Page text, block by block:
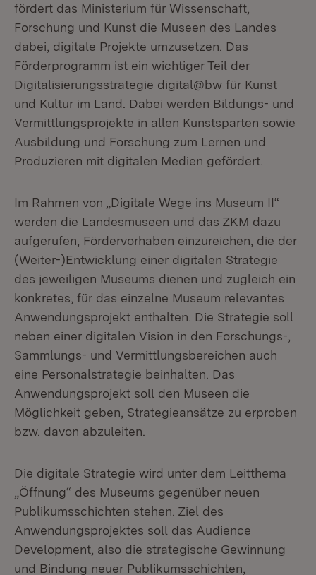
fördert das Ministerium für Wissenschaft,
Forschung und Kunst die Museen des Landes
dabei, digitale Projekte umzusetzen. Das
Förderprogramm ist ein wichtiger Teil der
Digitalisierungsstrategie digital@bw für Kunst
und Kultur im Land. Dabei werden Bildungs- und
Vermittlungsprojekte in allen Kunstsparten sowie
Ausbildung und Forschung zum Lernen und
Produzieren mit digitalen Medien gefördert.
Im Rahmen von „Digitale Wege ins Museum II“
werden die Landesmuseen und das ZKM dazu
aufgerufen, Fördervorhaben einzureichen, die der
(Weiter-)Entwicklung einer digitalen Strategie
des jeweiligen Museums dienen und zugleich ein
konkretes, für das einzelne Museum relevantes
Anwendungsprojekt enthalten. Die Strategie soll
neben einer digitalen Vision in den Forschungs-,
Sammlungs- und Vermittlungsbereichen auch
eine Personalstrategie beinhalten. Das
Anwendungsprojekt soll den Museen die
Möglichkeit geben, Strategieansätze zu erproben
bzw. davon abzuleiten.
Die digitale Strategie wird unter dem Leitthema
„Öffnung“ des Museums gegenüber neuen
Publikumsschichten stehen. Ziel des
Anwendungsprojektes soll das Audience
Development, also die strategische Gewinnung
und Bindung neuer Publikumsschichten,